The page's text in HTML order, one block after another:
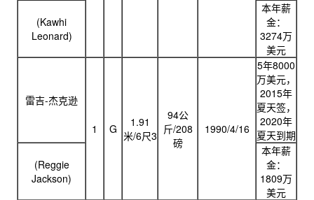
(Kawhi
Leonard)
本年薪
金：
3274万
美元
雷吉-杰克逊
1 G
1.91
米/6尺3
94公
斤/208
磅
1990/4/16
5年8000
万美元，
2015年
夏天签，
2020年
夏天到期
(Reggie
Jackson)
本年薪
金：
1809万
美元